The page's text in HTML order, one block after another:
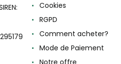
Cookies
RGPD
Comment acheter?
Mode de Paiement